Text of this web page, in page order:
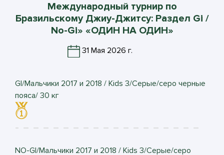
Международный турнир по
Бразильскому Джиу-Джитсу: Раздел Gi /
No-Gi» «ОДИН НА ОДИН»
31 Мая 2026 г.
GI/Мальчики 2017 и 2018 / Kids 3/Серые/серо черные
пояса/ 30 кг
NO-GI/Мальчики 2017 и 2018 / Kids 3/Серые/серо